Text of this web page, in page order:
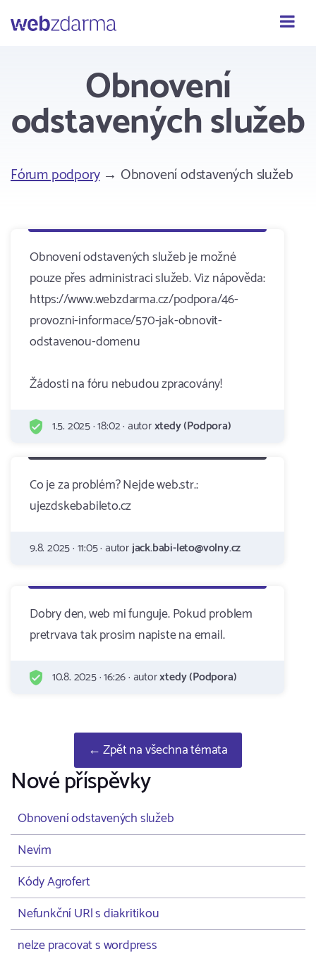
Webzdarma
Obnovení
odstavených služeb
Fórum podpory→ Obnovení odstavených služeb
Obnovení odstavených služeb je možné
pouze přes administraci služeb. Viz nápověda:
https://www.webzdarma.cz/podpora/46-
provozni-informace/570-jak-obnovit-
odstavenou-domenu
Žádosti na fóru nebudou zpracovány!
1.5. 2025 · 18:02 · autorxtedy (Podpora)
Co je za problém? Nejde web.str.:
ujezdskebabileto.cz
9.8. 2025 · 11:05 · autorjack.babi-leto@volny.cz
Dobry den, web mi funguje. Pokud problem
pretrvava tak prosim napiste na email.
10.8. 2025 · 16:26 · autorxtedy (Podpora)
← Zpět na všechna témata
Nové příspěvky
Obnovení odstavených služeb
Nevím
Kódy Agrofert
Nefunkční URl s diakritikou
nelze pracovat s wordpress